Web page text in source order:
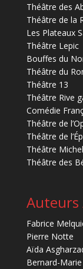
Théâtre des
Théâtre de la
Les Plateaux
Théâtre Lepic
Bouffes du
Théâtre du
Théâtre 13
Théâtre Rive
Comédie
Théâtre de
Théâtre de
Théâtre Michel
Théâtre des
Auteurs
Fabrice
Pierre Notte
Aïda
Bernard-